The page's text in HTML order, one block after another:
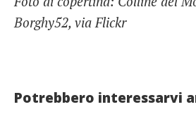
Borghy52, via Flickr
Potrebbero interessarvi